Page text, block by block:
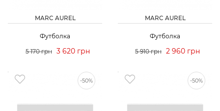
MARC AUREL
Футболка
5 170 грн 3 620 грн
MARC AUREL
Футболка
5 910 грн 2 960 грн
-50% -50%